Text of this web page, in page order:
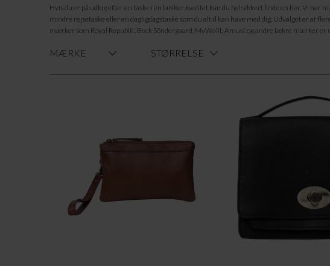
Hvis du er på udkig efter en taske i en lækker kvalitet kan du hel sikkert finde en her. Vi har
mindre rejsetaske eller en dagligdagstaske som du altid kan have med dig. Udvalget er af
mærker som Royal Republic, Beck Söndergaard, MyWalit, Amust og andre lækre mærker er
MÆRKE STØRRELSE